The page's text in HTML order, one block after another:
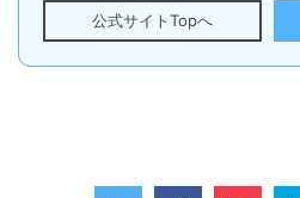
公式サイトTopへ